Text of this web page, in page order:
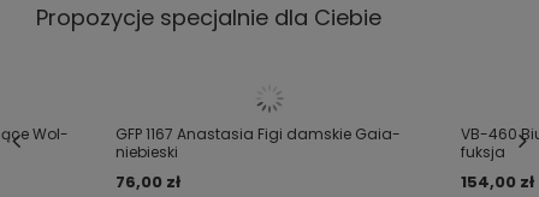
elastan, 5% poliuretan
WYPRODUKOWANE PRZEZ POLSKĄ
Twoja ocena:
Propozycje specjalnie dla Ciebie
Wol-
GFP 1167 Anastasia Figi damskie Gaia-
niebieski
76,00 zł
VB-460
fuksja
154,00 zł